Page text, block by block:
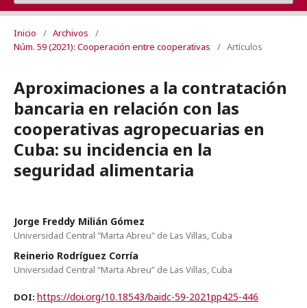
Inicio / Archivos
/
Núm. 59 (2021): Cooperación entre cooperativas
/ Artículos
Aproximaciones a la contratación
bancaria en relación con las
cooperativas agropecuarias en
Cuba: su incidencia en la
seguridad alimentaria
Jorge Freddy Milián Gómez
Universidad Central "Marta Abreu" de Las Villas, Cuba
Reinerio Rodríguez Corría
Universidad Central “Marta Abreu” de Las Villas, Cuba
DOI: https://doi.org/10.18543/baidc-59-2021pp425-446